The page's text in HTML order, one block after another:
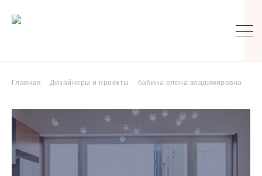
Главная Дизайнеры и проекты бабина елена владимировна